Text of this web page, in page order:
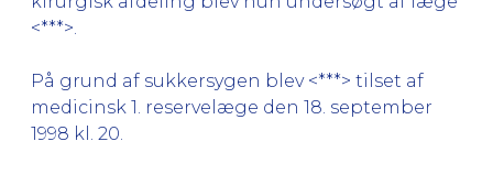
<***>.
På grund af sukkersygen blev <***> tilset af
medicinsk 1. reservelæge den 18. september
1998 kl. 20.